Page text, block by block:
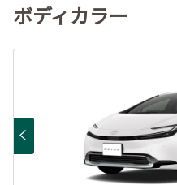
ボディカラー